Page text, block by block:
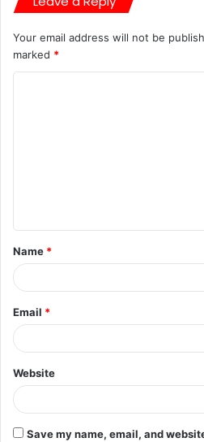
Your email address will not be
marked *
Name *
Email *
Website
Save my name, email, and